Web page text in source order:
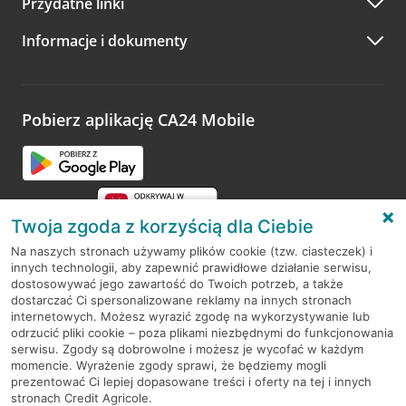
A po wizycie…
Zachęcamy do podzielenia się z nami opinią o wizycie.
opinie.
Informacje i dokumenty
Pobierz aplikację CA24 Mobile
RODO
Regulamin serwisu
Mapa serwisu
PolitykaCookies
Twoja zgoda z korzyścią dla Ciebie
Na naszych stronach używamy plików cookie (tzw. ciasteczek) i
innych technologii, aby zapewnić prawidłowe działanie serwisu,
dostosowywać jego zawartość do Twoich potrzeb, a także
dostarczać Ci spersonalizowane reklamy na innych stronach
internetowych. Możesz wyrazić zgodę na wykorzystywanie lub
odrzucić pliki cookie – poza plikami niezbędnymi do funkcjonowania
serwisu. Zgody są dobrowolne i możesz je wycofać w każdym
momencie. Wyrażenie zgody sprawi, że będziemy mogli
prezentować Ci lepiej dopasowane treści i oferty na tej i innych
stronach Credit Agricole.